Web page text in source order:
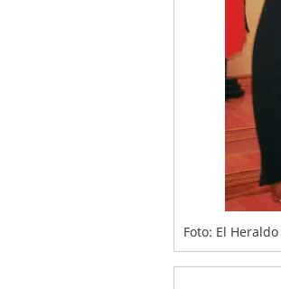
Foto: El Heraldo